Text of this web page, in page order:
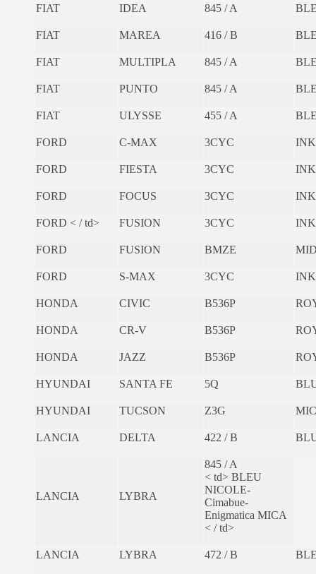
FIAT IDEA 845 / A
FIAT MAREA 416 / B
FIAT MULTIPLA 845 / A
FIAT PUNTO 845 / A
FIAT ULYSSE 455 / A
FORD C-MAX 3CYC
FORD FIESTA 3CYC
FORD FOCUS 3CYC
FORD < / td> FUSION 3CYC
FORD FUSION BMZE
FORD S-MAX 3CYC
HONDA CIVIC B536P
HONDA CR-V B536P
HONDA JAZZ B536P
HYUNDAI SANTA FE 5Q
HYUNDAI TUCSON Z3G
LANCIA DELTA 422 / B
LANCIA LYBRA
845 / A
< td> BLEU
NICOLE-
Cimabue-
Enigmatica MICA
< / td>
LANCIA LYBRA 472 / B